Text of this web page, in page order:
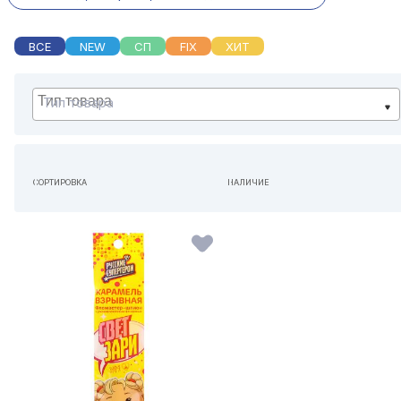
ВСЕ NEW СП FIX ХИТ
Тип товара
СОРТИРОВКА
НАЛИЧИЕ